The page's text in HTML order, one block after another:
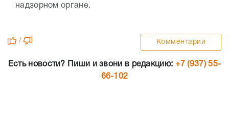
надзорном органе.
/ Комментарии
Есть новости? Пиши и звони в редакцию: +7 (937) 55-
66-102